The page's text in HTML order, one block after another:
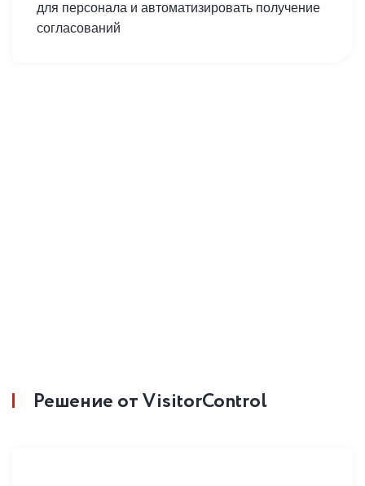
для персонала и автоматизировать получение
согласований
Решение от VisitorControl